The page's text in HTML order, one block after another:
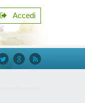
Accedi
google+
rss